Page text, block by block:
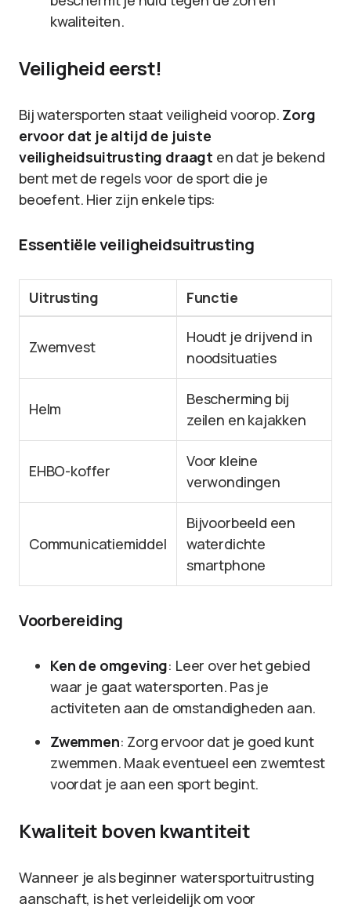
kwaliteiten.
Veiligheid eerst!
Bij watersporten staat veiligheid voorop. Zorg
ervoor dat je altijd de juiste
veiligheidsuitrusting draagt en dat je bekend
bent met de regels voor de sport die je
beoefent. Hier zijn enkele tips:
Essentiële veiligheidsuitrusting
Uitrusting Functie
Zwemvest
Houdt je drijvend in
noodsituaties
Helm
Bescherming bij
zeilen en kajakken
EHBO-koffer
Voor kleine
verwondingen
Communicatiemiddel
Bijvoorbeeld een
waterdichte
smartphone
Voorbereiding
Ken de omgeving: Leer over het gebied
waar je gaat watersporten. Pas je
activiteten aan de omstandigheden aan.
Zwemmen: Zorg ervoor dat je goed kunt
zwemmen. Maak eventueel een zwemtest
voordat je aan een sport begint.
Kwaliteit boven kwantiteit
Wanneer je als beginner watersportuitrusting
aanschaft, is het verleidelijk om voor